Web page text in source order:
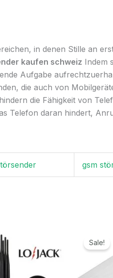
in denen Stille an
kaufen schweiz Indem
Aufgabe
die auch von
die Fähigkeit von
Telefon daran hindert,
gsm
Preis
789,99€.
Sale!